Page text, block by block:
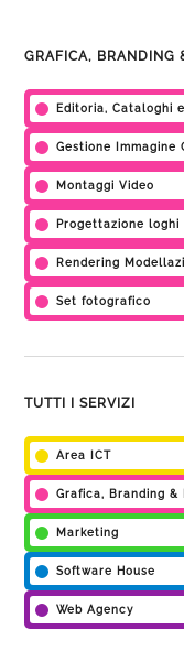
GRAFICA, BRANDING
Editoria, Cataloghi
Gestione Immagine
Montaggi Video
Progettazione loghi
Rendering
Set fotografico
TUTTI I SERVIZI
Area ICT
Grafica, Branding &
Marketing
Software House
Web Agency